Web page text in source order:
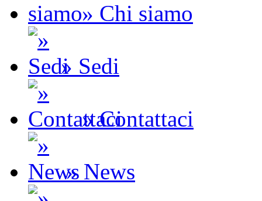
» Chi siamo
» Sedi
» Contattaci
» News